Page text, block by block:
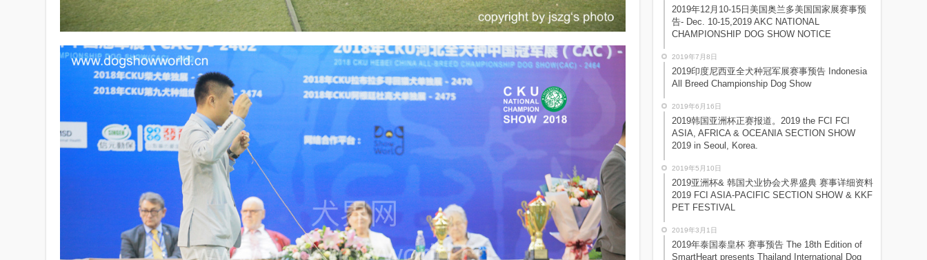
2019年12月10-15日美国奥兰多美国国家展赛事预
告- Dec. 10-15,2019 AKC NATIONAL
CHAMPIONSHIP DOG SHOW NOTICE
2019年7月8日
2019印度尼西亚全犬种冠军展赛事预告 Indonesia
All Breed Championship Dog Show
2019年6月16日
2019韩国亚洲杯正赛报道。2019 the FCI FCI
ASIA, AFRICA & OCEANIA SECTION SHOW
2019 in Seoul, Korea.
2019年5月10日
2019亚洲杯& 韩国犬业协会犬界盛典 赛事详细资料
2019 FCI ASIA-PACIFIC SECTION SHOW & KKF
PET FESTIVAL
2019年3月1日
2019年泰国泰皇杯 赛事预告 The 18th Edition of
SmartHeart presents Thailand International Dog